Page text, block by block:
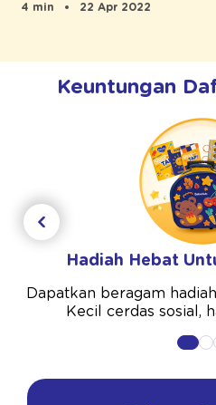
4 min
22 Apr 2022
Keuntungan
Hadiah Hebat
Dapatkan beragam
Kecil cerdas sosial,